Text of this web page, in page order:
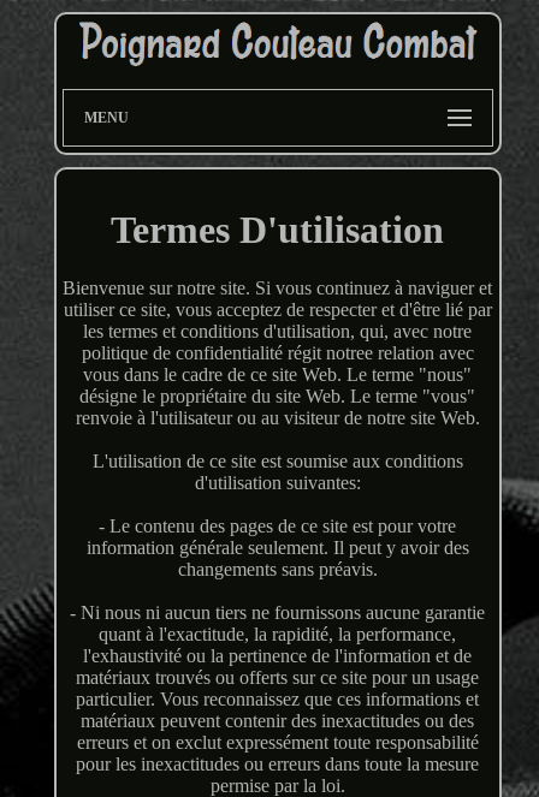
MENU
Termes D'utilisation
Bienvenue sur notre site. Si vous continuez à naviguer et
utiliser ce site, vous acceptez de respecter et d'être lié par
les termes et conditions d'utilisation, qui, avec notre
politique de confidentialité régit notree relation avec
vous dans le cadre de ce site Web. Le terme "nous"
désigne le propriétaire du site Web. Le terme "vous"
renvoie à l'utilisateur ou au visiteur de notre site Web.
L'utilisation de ce site est soumise aux conditions
d'utilisation suivantes:
- Le contenu des pages de ce site est pour votre
information générale seulement. Il peut y avoir des
changements sans préavis.
- Ni nous ni aucun tiers ne fournissons aucune garantie
quant à l'exactitude, la rapidité, la performance,
l'exhaustivité ou la pertinence de l'information et de
matériaux trouvés ou offerts sur ce site pour un usage
particulier. Vous reconnaissez que ces informations et
matériaux peuvent contenir des inexactitudes ou des
erreurs et on exclut expressément toute responsabilité
pour les inexactitudes ou erreurs dans toute la mesure
permise par la loi.